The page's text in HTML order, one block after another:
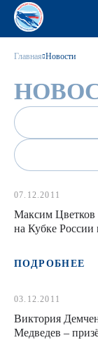
Главная Новости
07.12.2011
Максим Цветков
на Кубке России
ПОДРОБНЕЕ
03.12.2011
Виктория
Медведев –